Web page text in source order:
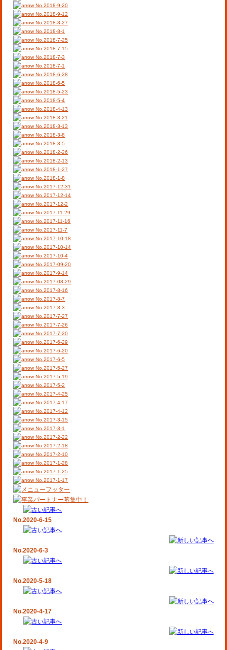
No.2018-9-20
No.2018-9-12
No.2018-8-27
No.2018-8-1
No.2018-7-25
No.2018-7-15
No.2018-7-3
No.2018-7-1
No.2018-6-28
No.2018-6-5
No.2018-5-23
No.2018-5-4
No.2018-4-13
No.2018-3-21
No.2018-3-13
No.2018-3-8
No.2018-3-5
No.2018-2-26
No.2018-2-13
No.2018-1-27
No.2018-1-8
No.2017-12-31
No.2017-12-14
No.2017-12-2
No.2017-11-29
No.2017-11-16
No.2017-11-7
No.2017-10-18
No.2017-10-14
No.2017-10-4
No.2017-09-20
No.2017-9-14
No.2017-08-29
No.2017-8-16
No.2017-8-7
No.2017-8-3
No.2017-7-27
No.2017-7-26
No.2017-7-20
No.2017-6-29
No.2017-6-20
No.2017-6-5
No.2017-5-27
No.2017-5-19
No.2017-5-2
No.2017-4-25
No.2017-4-17
No.2017-4-12
No.2017-3-15
No.2017-3-1
No.2017-2-22
No.2017-2-18
No.2017-2-10
No.2017-1-28
No.2017-1-25
No.2017-1-17
No.2020-6-15
No.2020-6-3
No.2020-5-18
No.2020-4-17
No.2020-4-9